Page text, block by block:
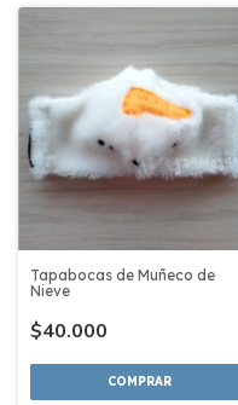
Tapabocas de Muñeco de
Nieve
$40.000
COMPRAR